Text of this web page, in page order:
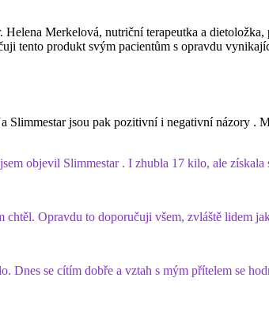
Merkelová, nutriční terapeutka a dietoložka,
tento produkt svým pacientům s opravdu
Slimmestarjsou pak pozitivní i negativní názory .
objevil Slimmestar. I zhubla 17 kilo, ale získala
chtěl. Opravdu to doporučuji všem, zvláště lidem
se cítím dobře a vztah s mým přítelem se